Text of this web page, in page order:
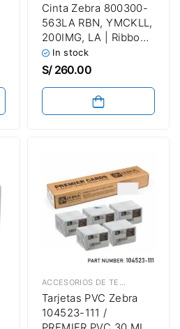
Cinta Zebra 800300-
563LA RBN, YMCKLL,
200IMG, LA | Ribbon
Para Impresora De
Fotochecks Zebra
200 Imágenes
In stock
S/260.00
SUMINISTROS DE IMPRESIÓN
ACCESORIOS DE TECNOLOGIA
Tarjetas PVC Zebra
104523-111 /